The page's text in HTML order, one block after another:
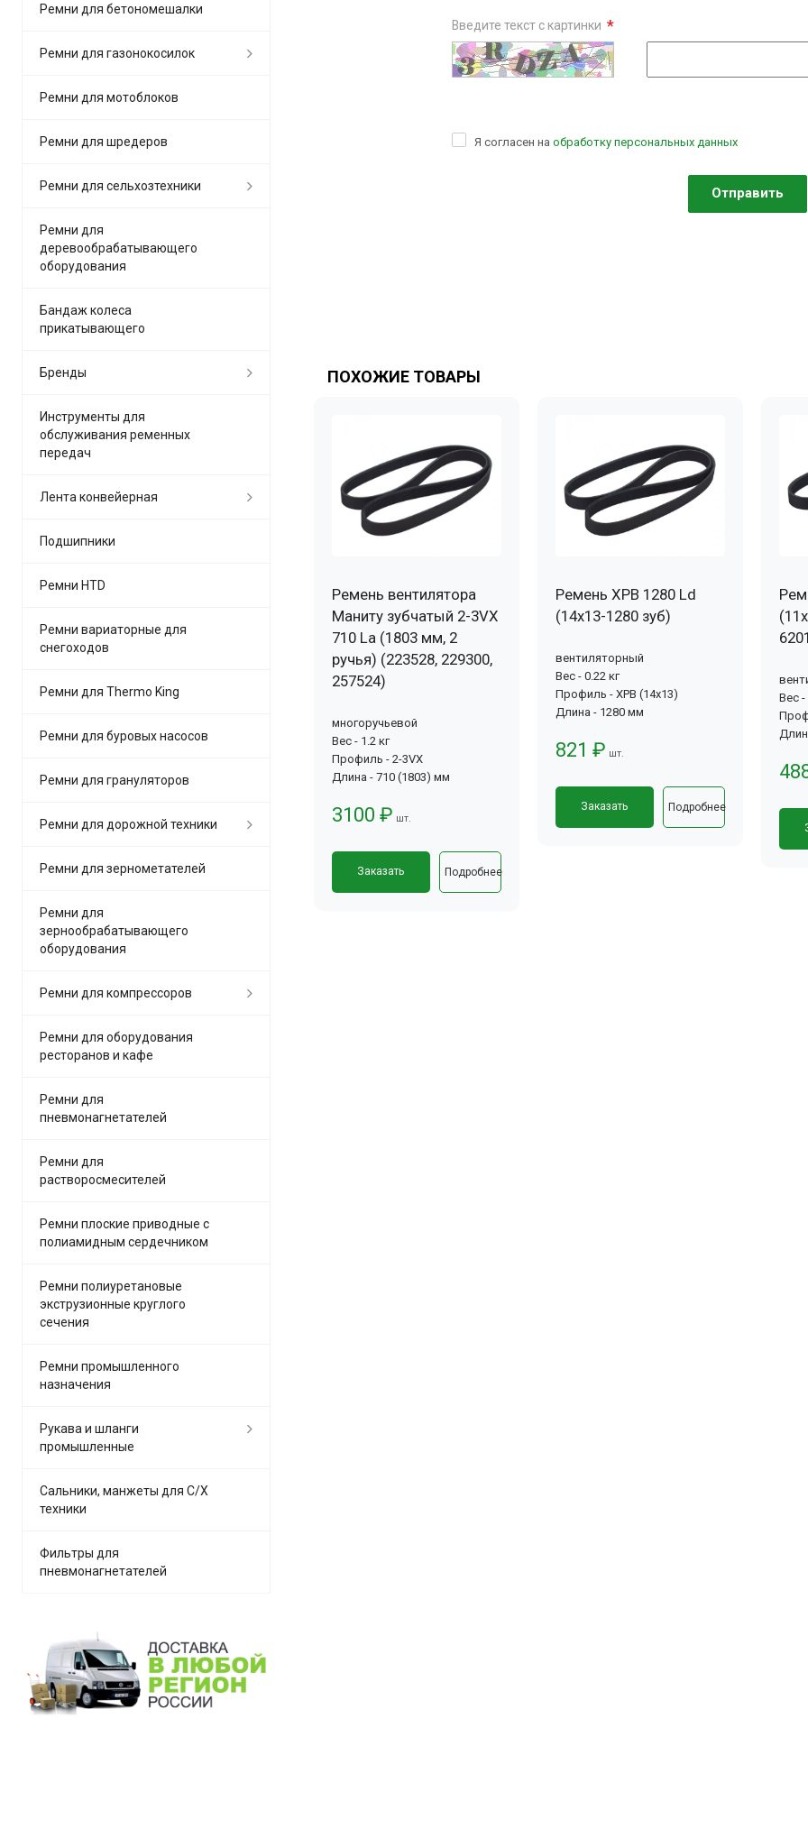
Введите текст с картинки *
Я согласен на обработку персональных данных
ПОХОЖИЕ ТОВАРЫ
Ремень вентилятора
Маниту зубчатый 2-3VX
710 La (1803 мм, 2
ручья) (223528, 229300,
257524)
многоручьевой
Вес - 1.2 кг
Профиль - 2-3VX
Длина - 710 (1803) мм
3100 ₽ шт.
Заказать Подробнее
Ремень XPB 1280 Ld
(14х13-1280 зуб)
вентиляторный
Вес - 0.22 кг
Профиль - XPB (14x13)
Длина - 1280 мм
821 ₽ шт.
Заказать Подробнее
Вес -
Ремни для бетономешалки
Ремни для газонокосилок
Ремни для мотоблоков
Ремни для шредеров
Ремни для сельхозтехники
Ремни для
деревообрабатывающего
оборудования
Бандаж колеса
прикатывающего
Бренды
Инструменты для
обслуживания ременных
передач
Лента конвейерная
Подшипники
Ремни HTD
Ремни вариаторные для
снегоходов
Ремни для Thermo King
Ремни для буровых насосов
Ремни для грануляторов
Ремни для дорожной техники
Ремни для зернометателей
Ремни для
зернообрабатывающего
оборудования
Ремни для компрессоров
Ремни для оборудования
ресторанов и кафе
Ремни для
пневмонагнетателей
Ремни для
растворосмесителей
Ремни плоские приводные с
полиамидным сердечником
Ремни полиуретановые
экструзионные круглого
сечения
Ремни промышленного
назначения
Рукава и шланги
промышленные
Сальники, манжеты для С/Х
техники
Фильтры для
пневмонагнетателей